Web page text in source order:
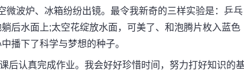
波炉、冰箱纷纷出镜。最令我新奇的三样实验是：乒乓
后水面上;太空花绽放水面，可美了、和泡腾片枚入蓝色
播下了科学与梦想的种子。
认真完成作业。我会好好珍惜时间，努力打好知识的